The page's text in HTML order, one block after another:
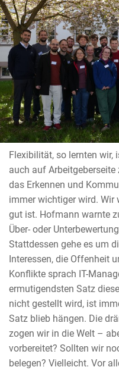
Flexibilität, so lernten wir,
auch auf
das Erkennen und
immer wichtiger wird. Wir
gut ist. Hofmann warnte
Über- oder
Stattdessen gehe es um
Interessen, die Offenheit
Konflikte sprach IT-
ermutigendsten Satz
nicht gestellt wird, ist
Satz blieb hängen. Die
zogen wir in die Welt –
vorbereitet? Sollten wir
belegen? Vielleicht. Vor